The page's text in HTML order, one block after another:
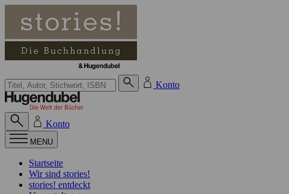
Suche bei Hugendubel
Konto
Konto
MENU
Startseite
Wir sind stories!
stories! entdeckt